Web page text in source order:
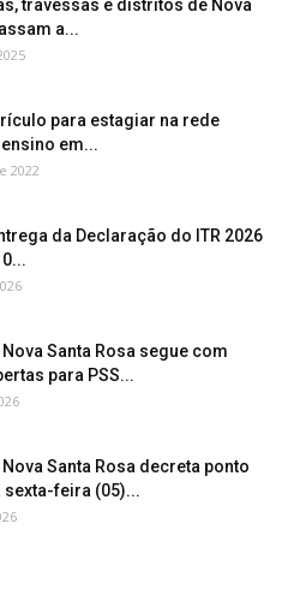
travessas e distritos de Nova
a...
para estagiar na rede
em...
2022
da Declaração do ITR 2026
Santa Rosa segue com
para PSS...
Santa Rosa decreta ponto
feira (05)...